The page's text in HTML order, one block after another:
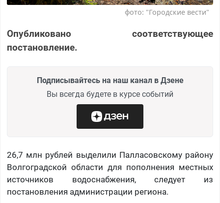
фото: "Городские вести"
Опубликовано соответствующее
постановление.
Подписывайтесь на наш канал в Дзене
Вы всегда будете в курсе событий
26,7 млн рублей выделили Палласовскому району
Волгоградской области для пополнения местных
источников водоснабжения, следует из
постановления администрации региона.